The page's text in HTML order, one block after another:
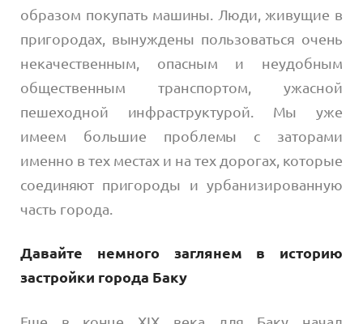
образом покупать машины. Люди, живущие в
пригородах, вынуждены пользоваться очень
некачественным, опасным и неудобным
общественным транспортом, ужасной
пешеходной инфраструктурой. Мы уже
имеем большие проблемы с заторами
именно в тех местах и на тех дорогах, которые
соединяют пригороды и урбанизированную
часть города.
Давайте немного заглянем в историю
застройки города Баку